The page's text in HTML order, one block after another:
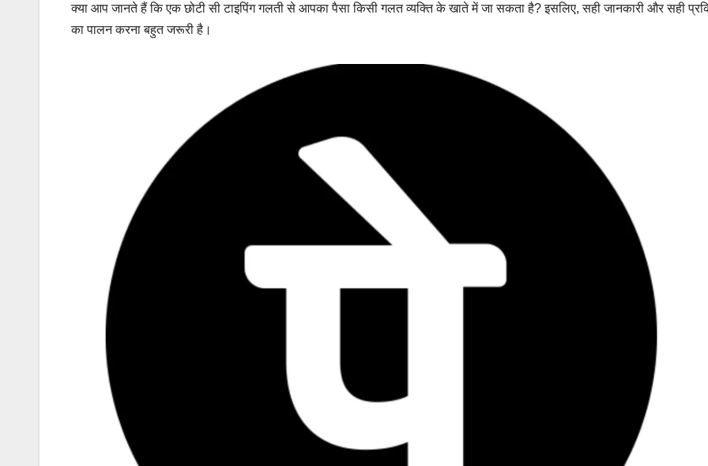
क्या आप जानते हैं कि एक छोटी सी टाइपिंग गलती से आपका पैसा किसी गलत व्यक्ति के खाते में जा सकता है? इसलिए, सही जानकारी और सही
का पालन करना बहुत जरूरी है।